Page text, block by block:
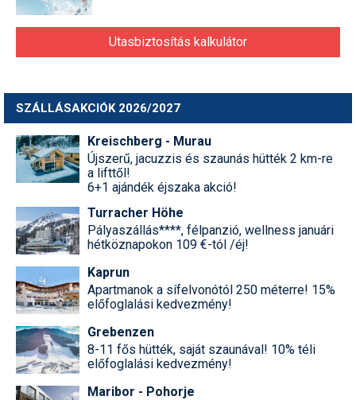
Utasbiztosítás kalkulátor
SZÁLLÁSAKCIÓK 2026/2027
Kreischberg - Murau
Újszerű, jacuzzis és szaunás hütték 2 km-re
a lifttől!
6+1 ajándék éjszaka akció!
Turracher Höhe
Pályaszállás****, félpanzió, wellness januári
hétköznapokon 109 €-tól /éj!
Kaprun
Apartmanok a sífelvonótól 250 méterre! 15%
előfoglalási kedvezmény!
Grebenzen
8-11 fős hütték, saját szaunával! 10% téli
előfoglalási kedvezmény!
Maribor - Pohorje